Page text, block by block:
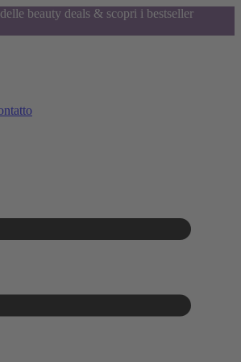
beauty deals & scopri i bestseller